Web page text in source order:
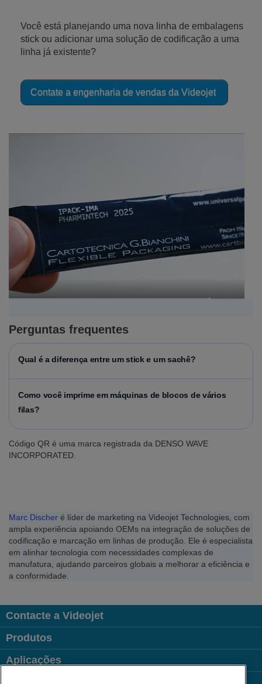
Você está planejando uma nova linha de embalagens
stick ou adicionar uma solução de codificação a uma
linha já existente?
Contate a engenharia de vendas da Videojet
Perguntas frequentes
Qual é a diferença entre um stick e um sachê?
Como você imprime em máquinas de blocos de vários
filas?
Código QR é uma marca registrada da DENSO WAVE
INCORPORATED.
Marc Discher é líder de marketing na Videojet Technologies, com
ampla experiência apoiando OEMs na integração de soluções de
codificação e marcação em linhas de produção. Ele é especialista
em alinhar tecnologia com necessidades complexas de
manufatura, ajudando parceiros globais a melhorar a eficiência e
a conformidade.
Contacte a Videojet
Produtos
Aplicações